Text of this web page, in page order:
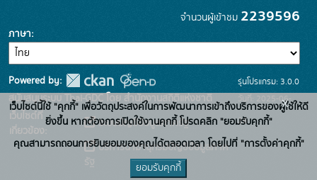
จำนวนผู้เข้าชม 2239596
ภาษา
Powered by:
สนับสนุนระบบ Thai-GDC โดย สำนักงานสถิติแห่งชาติ
เว็บไซต์ที่
เกี่ยวข้อง:
ระบบบัญชีข้อมูลภาครัฐ
บริการนามานุกรมบัญชีข้อมูลภาค
รุ่นโปรแกรม: 3.0.0
วันที่: 2025-06-
26
เว็บไซต์นี้ใช้ "คุกกี้" เพื่อวัตถุประสงค์ในการพัฒนาการเข้าถึงบริการของผู้ใช้ให้ดี
ยิ่งขึ้น หากต้องการเปิดใช้งานคุกกี้ โปรดคลิก "ยอมรับคุกกี้"
คุณสามารถถอนการยินยอมของคุณได้ตลอดเวลา โดยไปที่ "การตั้งค่าคุกกี้"
ยอมรับคุกกี้
x